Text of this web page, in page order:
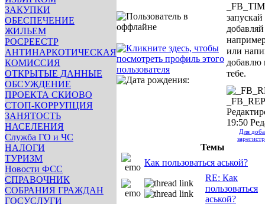
ЗАКУПКИ
ОБЕСПЕЧЕНИЕ
ЖИЛЬЕМ
РОСРЕЕСТР
АНТИНАРКОТИЧЕСКАЯ
КОМИССИЯ
ОТКРЫТЫЕ ДАННЫЕ
ОБСУЖДЕНИЕ
ПРОЕКТА СКИОВО
СТОП-КОРРУПЦИЯ
ЗАНЯТОСТЬ
НАСЕЛЕНИЯ
Служба ГО и ЧС
НАЛОГИ
ТУРИЗМ
Новости ФСС
СПРАВОЧНИК
СОБРАНИЯ ГРАЖДАН
ГОСУСЛУГИ
или
добавлю
тебе.
19:50
Для
Темы
Как пользоваться аськой?
RE: Как
пользоваться
аськой?